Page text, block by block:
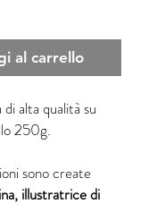
al carrello
alta qualità su
250g.
sono create
illustratrice di